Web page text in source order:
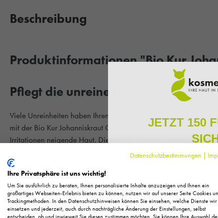
Beschreibung
Produktinformationen "Bio Kur
Pflegt die unreine Haut
Viele Unreinheiten haben Ihren Ursprung in einer übermäßigen
mit der Bio Kur Johanniskraut Creme von Rosa Graf. Ihrer
Irritationen neigende Haut. Diese hochwertige Naturkosmetik
modernster Pflegekompetenz. Das enthaltene Johanniskrautöl,
entzündungshemmende Wirkung, unterstützt die
Ideal für die tägliche Anwendung bei trockener, gestresster
Nachtpflege, nach dem Sonnenbad oder bei leichten
Mineralölen und synthetischen Duftstoffen. Die reichhaltige,
samtweiches Hautgefühl, ohne zu fetten.
Datenschutzbestimmungen |
Ihre Privatsphäre ist uns wichtig!
Um Sie ausführlich zu beraten, Ihnen personalisierte Inhalte anzuzeigen und Ihnen ein
großartiges Webseiten-Erlebnis bieten zu können, nutzen wir auf unserer Seite Cookies
Trackingmethoden. In den Datenschutzhinweisen können Sie einsehen, welche Dienste wir
einsetzen und jederzeit, auch durch nachträgliche Änderung der Einstellungen, selbst
JETZT 150
Melden Sie sich zu
regelmäßig exklusive
Pflege, neue Produkte
Als kleines Dankeschön für
Ihnen150 Fuchstaler*, die
Einkauf